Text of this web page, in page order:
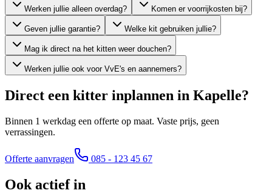
Werken jullie alleen overdag? Komen er voorrijkosten bij?
Geven jullie garantie? Welke kit gebruiken jullie?
Mag ik direct na het kitten weer douchen?
Werken jullie ook voor VvE's en aannemers?
Direct een kitter inplannen in Kapelle?
Binnen 1 werkdag een offerte op maat. Vaste prijs, geen
verrassingen.
Offerte aanvragen 085 - 123 45 67
Ook actief in